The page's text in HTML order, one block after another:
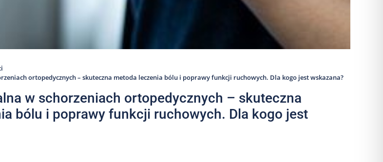
ortopedycznych – skuteczna metoda leczenia bólu i poprawy funkcji ruchowych. Dla kogo jest wskazana?
w schorzeniach ortopedycznych – skuteczna
bólu i poprawy funkcji ruchowych. Dla kogo jest